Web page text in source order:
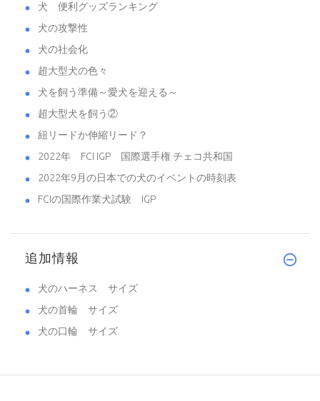
犬 便利グッズランキング
犬の攻撃性
犬の社会化
超大型犬の色々
犬を飼う準備～愛犬を迎える～
超大型犬を飼う②
紐リードか伸縮リード？
2022年 FCI IGP 国際選手権 チェコ共和国
2022年9月の日本での犬のイベントの時刻表
FCIの国際作業犬試験 IGP
追加情報
犬のハーネス サイズ
犬の首輪 サイズ
犬の口輪 サイズ